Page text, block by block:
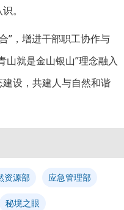
。
”，增进干部职工协作与
山就是金山银山”理念融入
设，共建人与自然和谐
资源部 应急管理部
秘境之眼